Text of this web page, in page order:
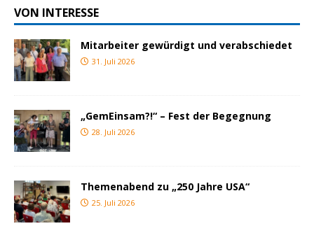
VON INTERESSE
Mitarbeiter gewürdigt und verabschiedet
31. Juli 2026
„GemEinsam?!“ – Fest der Begegnung
28. Juli 2026
Themenabend zu „250 Jahre USA“
25. Juli 2026